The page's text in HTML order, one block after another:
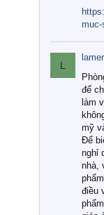
muc-
L
để
làm
mỹ
Để
nghỉ
nhà,
điều